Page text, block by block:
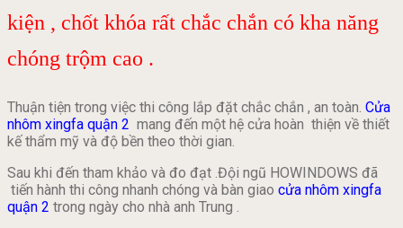
kiện , chốt khóa rất chắc chắn có kha năng
chóng trộm cao .
Thuận tiện trong việc thi công lắp đặt chắc chắn , an toàn. Cửa
nhôm xingfa quận 2 mang đến một hệ cửa hoàn thiện về thiết
kế thẩm mỹ và độ bền theo thời gian.
Sau khi đến tham khảo và đo đạt .Đội ngũ HOWINDOWS đã
tiến hành thi công nhanh chóng và bàn giao cửa nhôm xingfa
quận 2 trong ngày cho nhà anh Trung .